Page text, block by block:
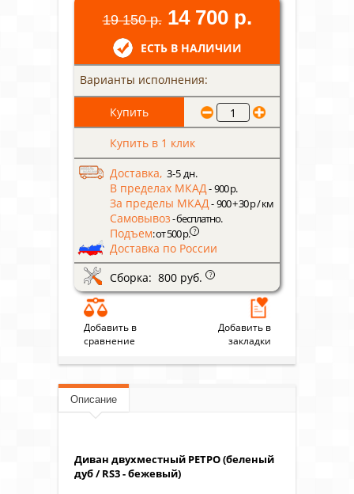
19 150 р. 14 700 р.
ЕСТЬ В НАЛИЧИИ
Варианты исполнения:
Купить в 1 клик
Доставка, 3-5 дн.
В пределах МКАД- 900 р.
За пределы МКАД- 900 + 30 р / км
Самовывоз- бесплатно.
Подъем: от 500 р. ?
Доставка по России
Сборка: 800 руб.
?
Добавить в
сравнение
Добавить в
закладки
Описание
Диван двухместный РЕТРО (беленый
дуб / RS3 - бежевый)